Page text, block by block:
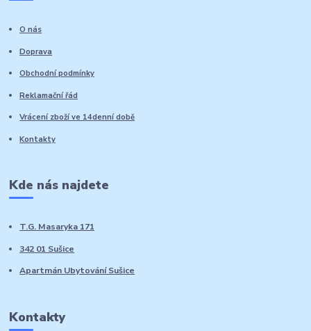
O nás
Doprava
Obchodní podmínky
Reklamační řád
Vrácení zboží ve 14denní době
Kontakty
Kde nás najdete
T.G. Masaryka 171
342 01 Sušice
Apartmán Ubytování Sušice
Kontakty